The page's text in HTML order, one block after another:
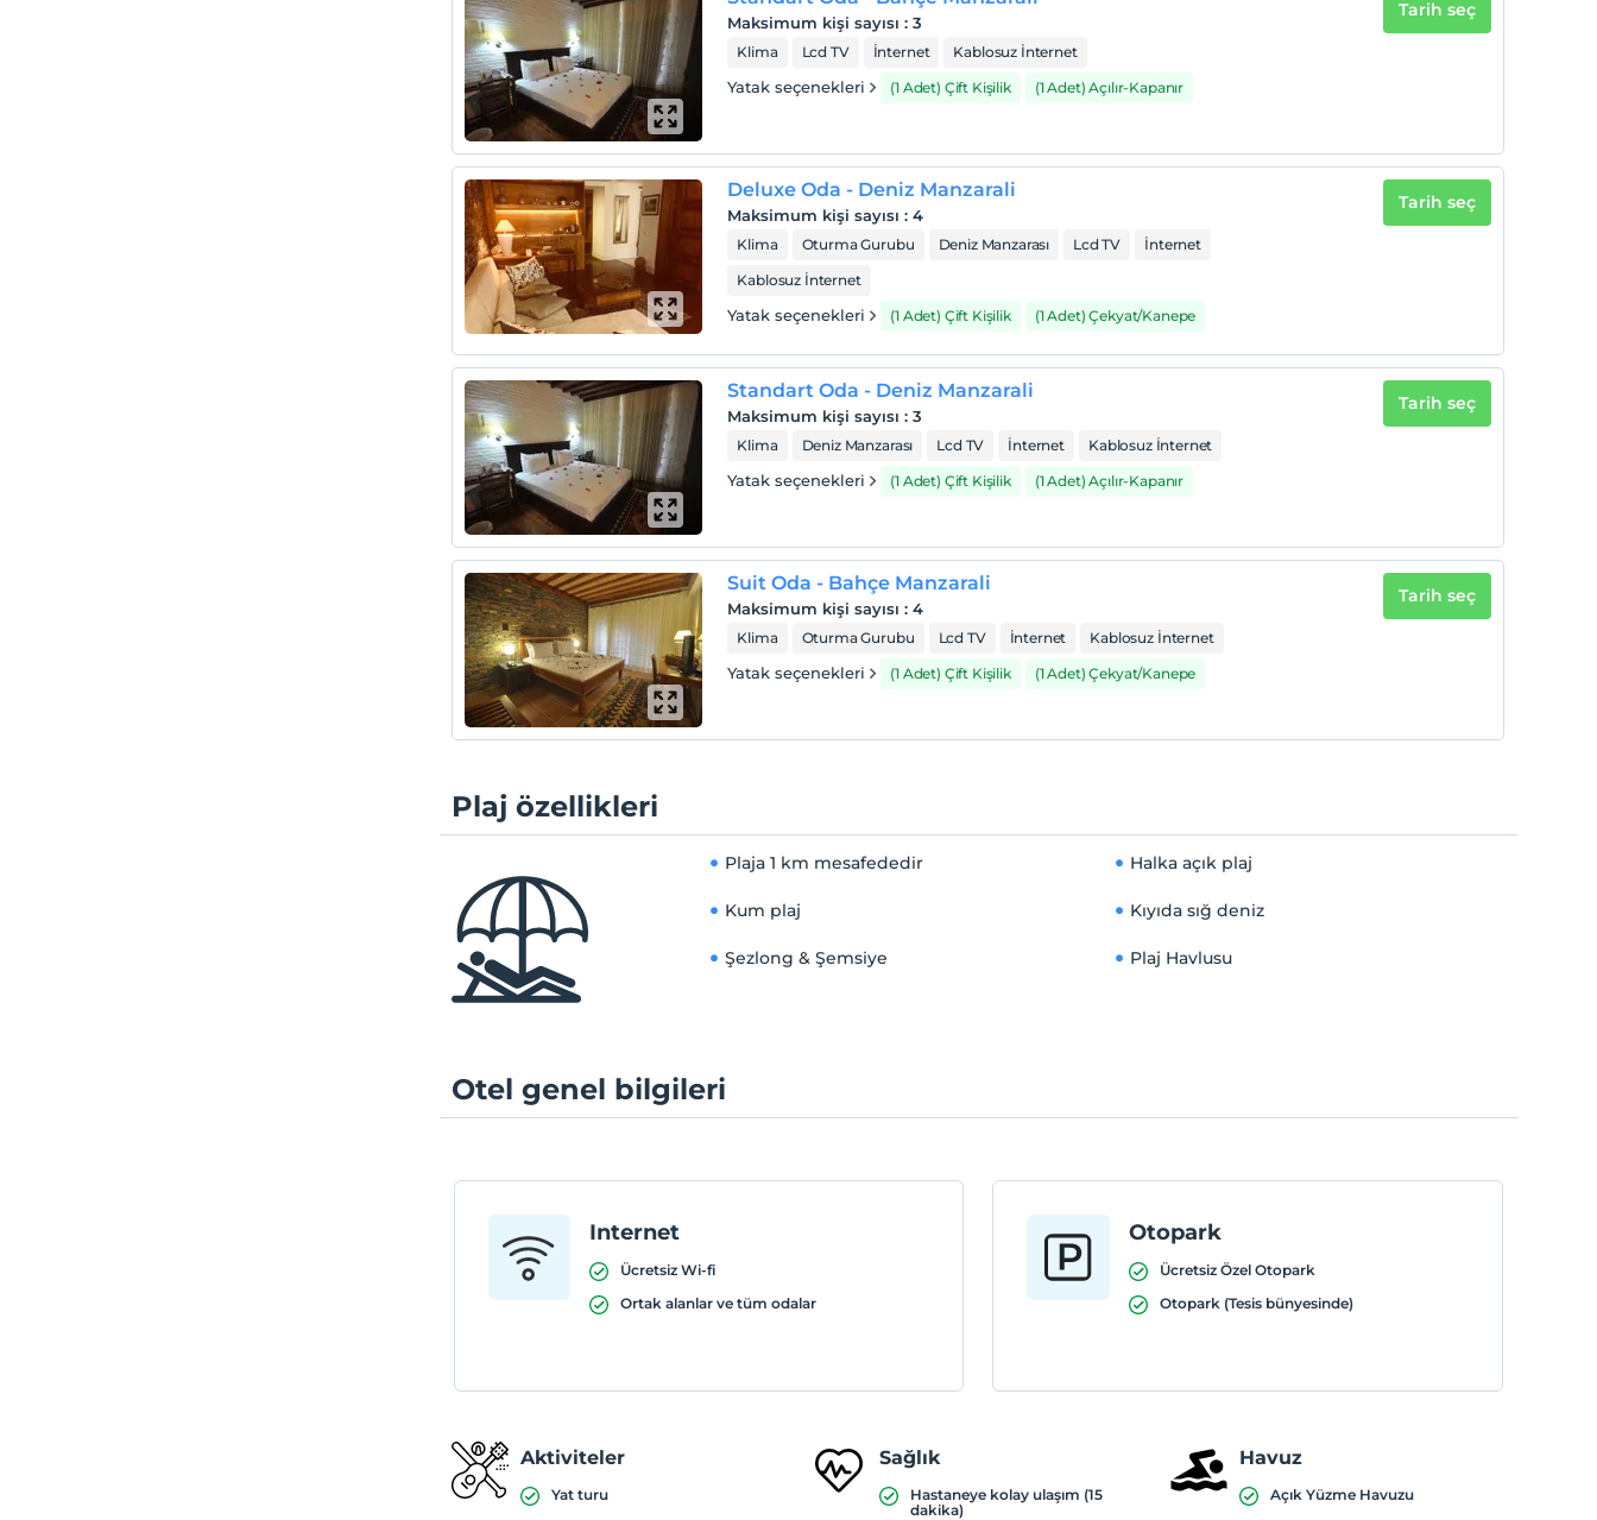
Maksimum kişi sayısı :3
Klima Lcd TV İnternet Kablosuz İnternet
Yatak seçenekleri (1 Adet) Çift Kişilik (1 Adet) Açılır-Kapanır
Tarih seç
Deluxe Oda - Deniz Manzarali
Maksimum kişi sayısı :4
Klima Oturma Gurubu Deniz Manzarası Lcd TV
İnternet
Kablosuz İnternet
Yatak seçenekleri (1 Adet) Çift Kişilik (1 Adet) Çekyat/Kanepe
Tarih seç
Standart Oda - Deniz Manzarali
Maksimum kişi sayısı :3
Klima Deniz Manzarası Lcd TV İnternet Kablosuz İnternet
Yatak seçenekleri (1 Adet) Çift Kişilik (1 Adet) Açılır-Kapanır
Tarih seç
Suit Oda - Bahçe Manzarali
Maksimum kişi sayısı :4
Klima Oturma Gurubu Lcd TV İnternet Kablosuz İnternet
Yatak seçenekleri (1 Adet) Çift Kişilik (1 Adet) Çekyat/Kanepe
Tarih seç
Plaj özellikleri
Plaja 1 km mesafededir Halka açık plaj
Kum plaj Kıyıda sığ deniz
Şezlong & Şemsiye Plaj Havlusu
Otel genel bilgileri
Internet
Ücretsiz Wi-fi
Ortak alanlar ve tüm odalar
Otopark
Ücretsiz Özel Otopark
Otopark (Tesis bünyesinde)
Aktiviteler
Yat turu
Sağlık
Hastaneye kolay ulaşım (15
dakika)
Havuz
Açık Yüzme Havuzu